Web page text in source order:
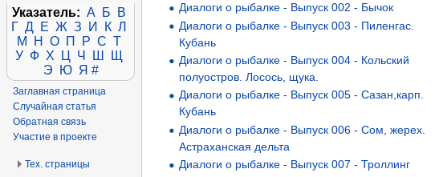
Диалоги о рыбалке - Выпуск 002 - Бычок
Диалоги о рыбалке - Выпуск 003 - Пиленгас.
Кубань
Диалоги о рыбалке - Выпуск 004 - Кольский
полуостров. Лосось, щука.
Диалоги о рыбалке - Выпуск 005 - Сазан,карп.
Кубань
Диалоги о рыбалке - Выпуск 006 - Сом, жерех.
Астраханская дельта
Диалоги о рыбалке - Выпуск 007 - Троллинг
Указатель: А Б
В
Г Д Е Ж З И К Л
М
Н О П Р С Т
У Ф Х Ц Ч Ш
Щ
Э
Ю Я #
Заглавная страница
Случайная статья
Обратная связь
Участие в проекте
Тех. страницы